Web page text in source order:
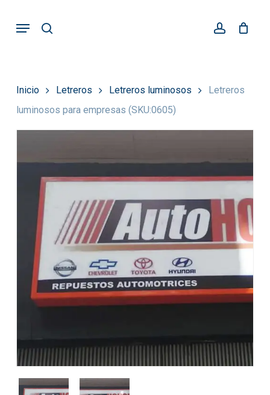
account
Menu
Inicio Letreros Letreros luminosos
Letreros
luminosos para empresas (SKU:0605)